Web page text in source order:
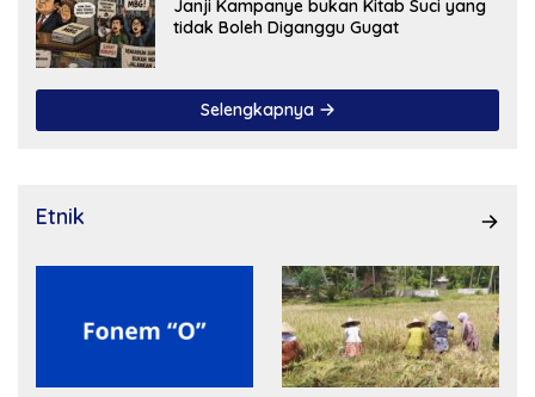
Janji Kampanye bukan Kitab Suci yang
tidak Boleh Diganggu Gugat
Selengkapnya
Etnik